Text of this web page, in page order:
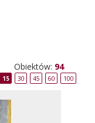
Obiektów: 94
15 30 45 60 100